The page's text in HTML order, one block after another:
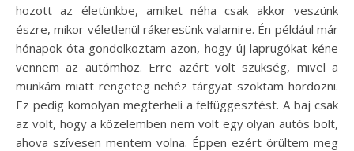
hozott az életünkbe, amiket néha csak akkor veszünk
észre, mikor véletlenül rákeresünk valamire. Én például már
hónapok óta gondolkoztam azon, hogy új laprugókat kéne
vennem az autómhoz. Erre azért volt szükség, mivel a
munkám miatt rengeteg nehéz tárgyat szoktam hordozni.
Ez pedig komolyan megterheli a felfüggesztést. A baj csak
az volt, hogy a közelemben nem volt egy olyan autós bolt,
ahova szívesen mentem volna. Éppen ezért örültem meg